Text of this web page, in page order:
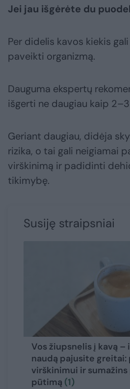
Jei jau išgėrėte du
Per didelis kavos kiekis
paveikti organizmą.
Dauguma ekspertų
išgerti ne daugiau kaip
Geriant daugiau, didėja
rizika, o tai gali neigiamai
virškinimą ir padidinti
tikimybę.
Susiję straipsniai
Vos žiupsnelis į kavą –
naudą pajusite greitai:
virškinimui ir
pūtimą (1)